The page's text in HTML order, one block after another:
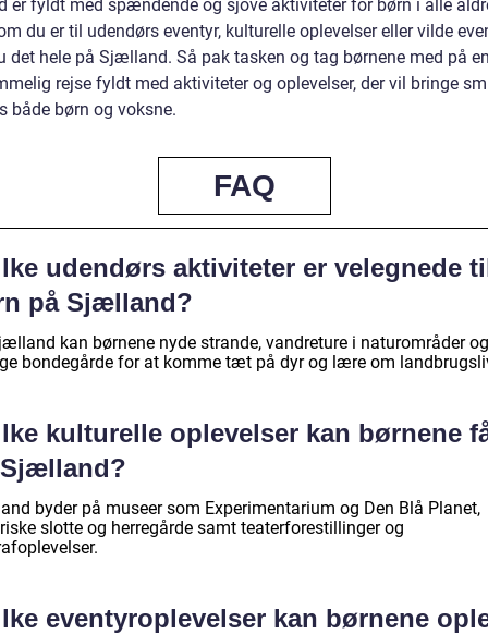
er fyldt med spændende og sjove aktiviteter for børn i alle
du er til udendørs eventyr, kulturelle oplevelser eller vilde
det hele på Sjælland. Så pak tasken og tag børnene med på
rejse fyldt med aktiviteter og oplevelser, der vil bringe
både børn og voksne.
FAQ
udendørs aktiviteter er velegnede
på Sjælland?
kan børnene nyde strande, vandreture i naturområder og
bondegårde for at komme tæt på dyr og lære om
kulturelle oplevelser kan børnene
byder på museer som Experimentarium og Den Blå Planet,
slotte og herregårde samt teaterforestillinger og
eventyroplevelser kan børnene